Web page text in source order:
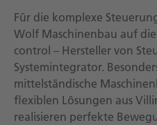
Für die komplexe
Wolf Maschinenbau auf
control – Hersteller von
Systemintegrator.
mittelständische
flexiblen Lösungen aus
realisieren perfekte